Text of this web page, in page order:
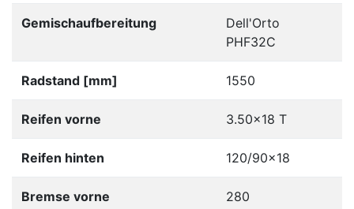
Gemischaufbereitung
Dell'Orto
PHF32C
Radstand [mm] 1550
Reifen vorne 3.50x18 T
Reifen hinten 120/90x18
Bremse vorne
280